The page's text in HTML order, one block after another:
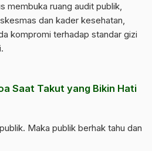
membuka ruang audit publik,
dan kader kesehatan,
kompromi terhadap standar gizi
Saat Takut yang Bikin Hati
Maka publik berhak tahu dan